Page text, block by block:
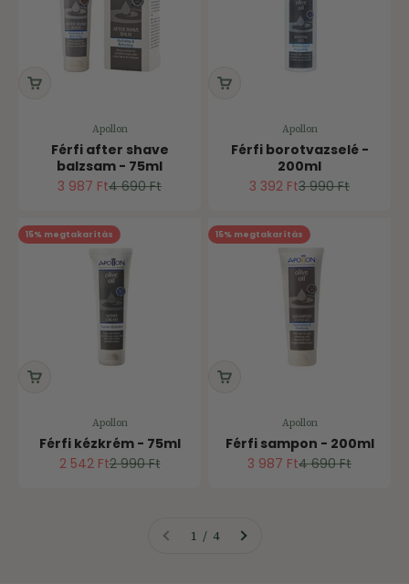
Apollon
Férfi after shave
balzsam - 75ml
Ár
3 987 FtNormál ár
4 690 Ft
Apollon
Férfi borotvazselé -
200ml
Ár
3 392 FtNormál ár
3 990 Ft
15% megtakarítás
Apollon
Férfi kézkrém - 75ml
Ár
2 542 FtNormál ár
2 990 Ft
15% megtakarítás
Apollon
Férfi sampon - 200ml
Ár
3 987 FtNormál ár
4 690 Ft
1 / 4